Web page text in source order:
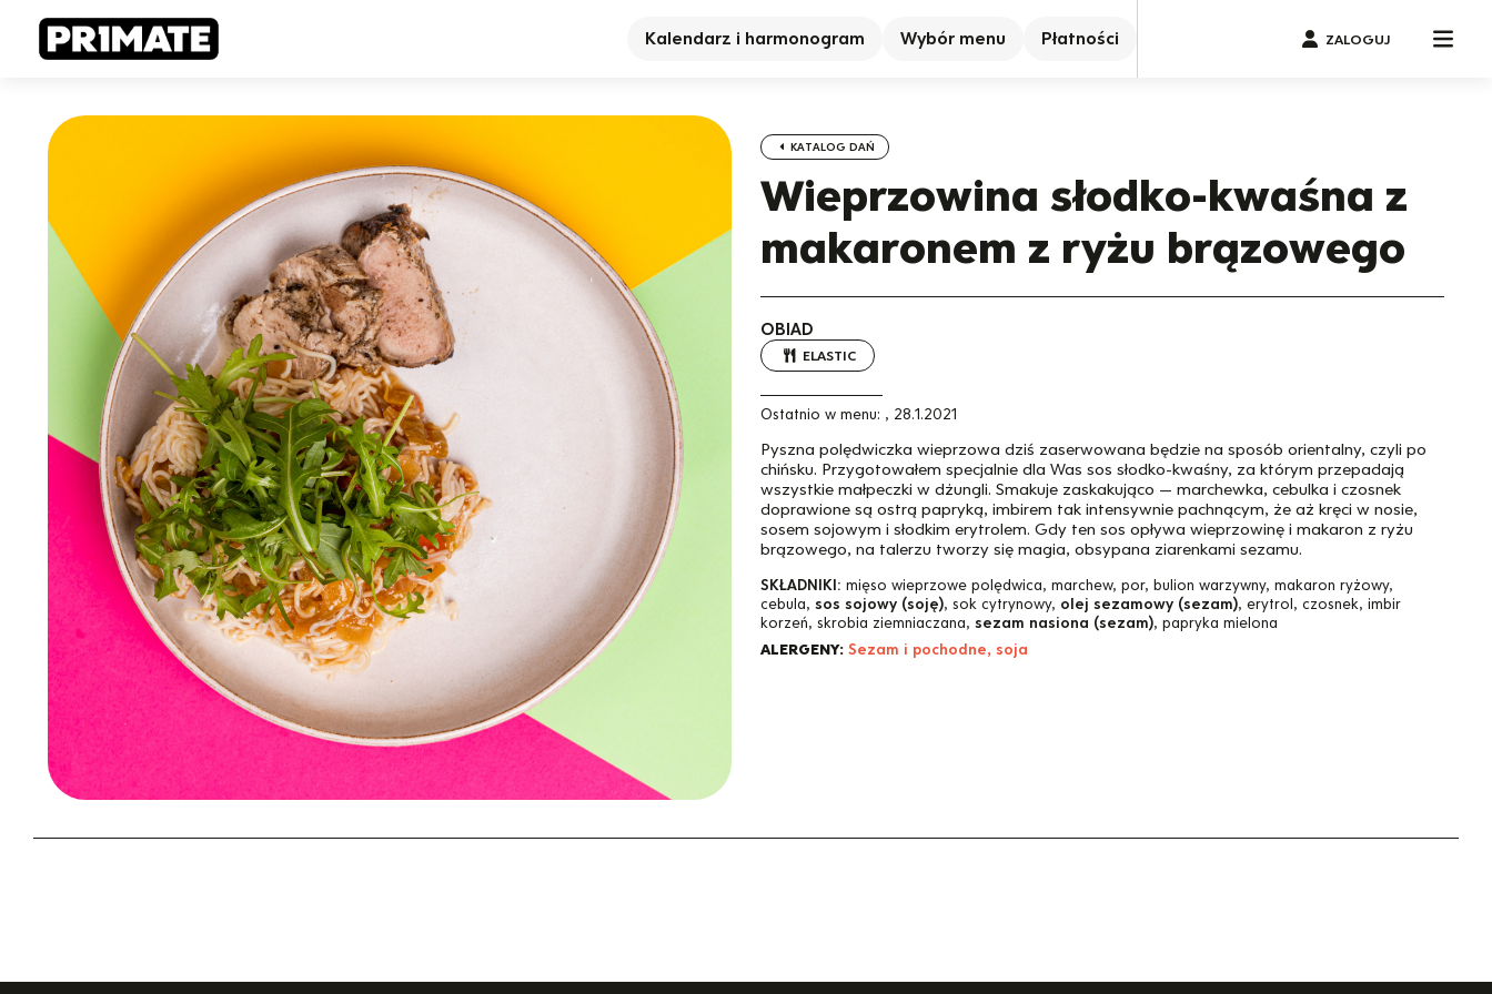
Kalendarz i harmonogram Wybór menu Płatności ZALOGUJ
KATALOG DAŃ
Wieprzowina słodko-kwaśna z
makaronem z ryżu brązowego
OBIAD
ELASTIC
Ostatnio w menu: , 28.1.2021
Pyszna polędwiczka wieprzowa dziś zaserwowana będzie na sposób orientalny, czyli po
chińsku. Przygotowałem specjalnie dla Was sos słodko-kwaśny, za którym przepadają
wszystkie małpeczki w dżungli. Smakuje zaskakująco — marchewka, cebulka i czosnek
doprawione są ostrą papryką, imbirem tak intensywnie pachnącym, że aż kręci w nosie,
sosem sojowym i słodkim erytrolem. Gdy ten sos opływa wieprzowinę i makaron z ryżu
brązowego, na talerzu tworzy się magia, obsypana ziarenkami sezamu.
SKŁADNIKI: mięso wieprzowe polędwica, marchew, por, bulion warzywny, makaron ryżowy,
cebula, sos sojowy (soję), sok cytrynowy, olej sezamowy (sezam), erytrol, czosnek, imbir
korzeń, skrobia ziemniaczana, sezam nasiona (sezam), papryka mielona
ALERGENY: Sezam i pochodne, soja